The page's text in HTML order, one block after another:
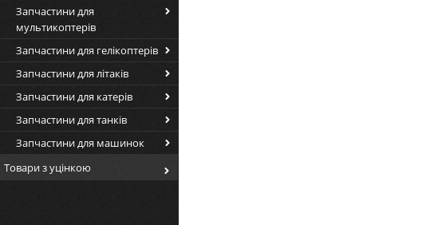
Запчастини для
мультикоптерів
Запчастини для гелікоптерів
Запчастини для літаків
Запчастини для катерів
Запчастини для танків
Запчастини для машинок
Товари з уцінкою